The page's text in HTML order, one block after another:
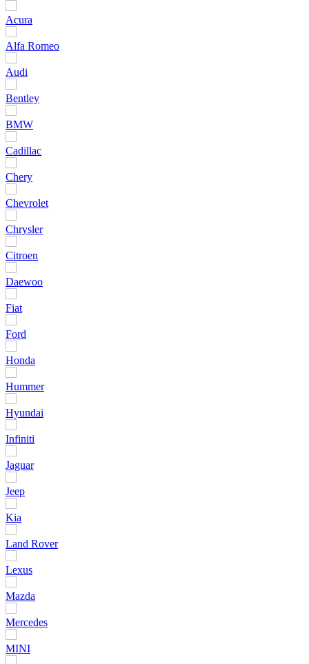
Acura
Alfa Romeo
Audi
Bentley
BMW
Cadillac
Chery
Chevrolet
Chrysler
Citroen
Daewoo
Fiat
Ford
Honda
Hummer
Hyundai
Infiniti
Jaguar
Jeep
Kia
Land Rover
Lexus
Mazda
Mercedes
MINI